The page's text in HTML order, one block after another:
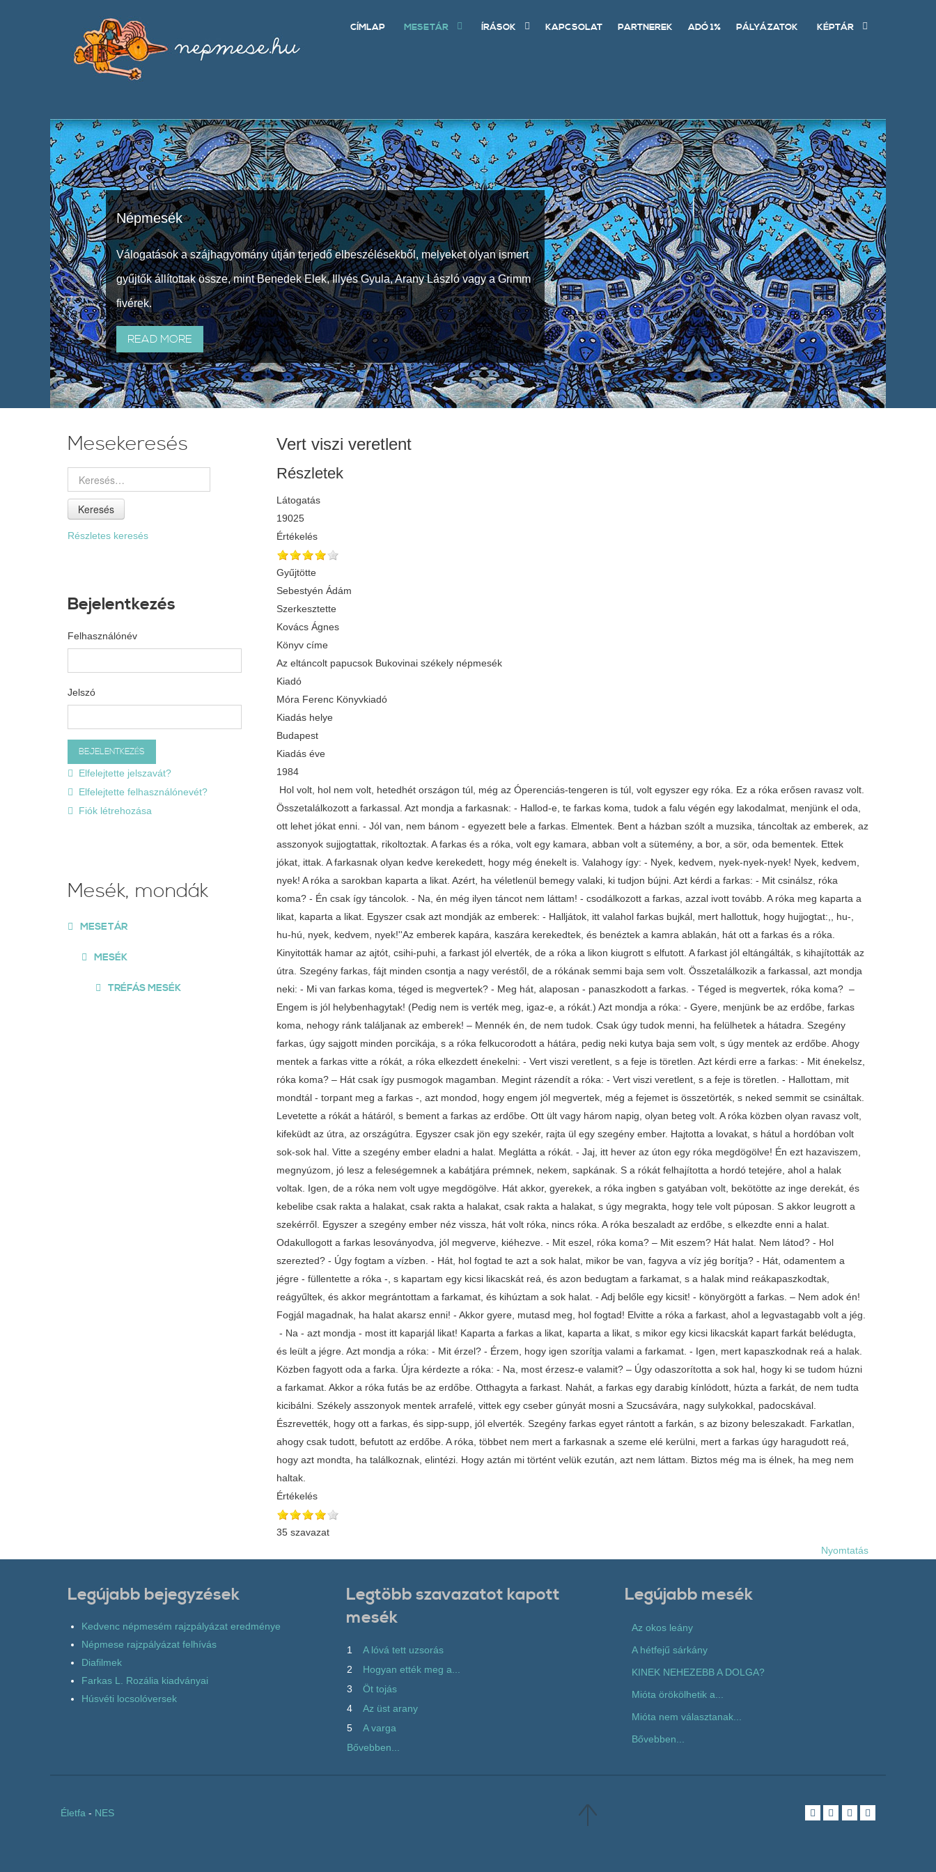
CÍMLAP MESETÁR ÍRÁSOK KAPCSOLAT PARTNEREK ADÓ 1% PÁLYÁZATOK KÉPTÁR
Népmesék
Válogatások a szájhagyomány útján terjedő elbeszélésekből, melyeket olyan ismert
gyűjtők állítottak össze, mint Benedek Elek, Illyés Gyula, Arany László vagy a Grimm
fivérek.
READ MORE
Vert viszi veretlent
Részletek
Látogatás
19025
Értékelés
Gyűjtötte
Sebestyén Ádám
Szerkesztette
Kovács Ágnes
Könyv címe
Az eltáncolt papucsok Bukovinai székely népmesék
Kiadó
Móra Ferenc Könyvkiadó
Kiadás helye
Budapest
Kiadás éve
1984
Hol volt, hol nem volt, hetedhét országon túl, még az Óperenciás-tengeren is túl, volt egyszer egy róka. Ez a róka erősen ravasz volt.
Összetalálkozott a farkassal. Azt mondja a farkasnak: - Hallod-e, te farkas koma, tudok a falu végén egy lakodalmat, menjünk el oda,
ott lehet jókat enni. - Jól van, nem bánom - egyezett bele a farkas. Elmentek. Bent a házban szólt a muzsika, táncoltak az emberek, az
asszonyok sujjogtattak, rikoltoztak. A farkas és a róka, volt egy kamara, abban volt a sütemény, a bor, a sör, oda bementek. Ettek
jókat, ittak. A farkasnak olyan kedve kerekedett, hogy még énekelt is. Valahogy így: - Nyek, kedvem, nyek-nyek-nyek! Nyek, kedvem,
nyek! A róka a sarokban kaparta a likat. Azért, ha véletlenül bemegy valaki, ki tudjon bújni. Azt kérdi a farkas: - Mit csinálsz, róka
koma? - Én csak így táncolok. - Na, én még ilyen táncot nem láttam! - csodálkozott a farkas, azzal ivott tovább. A róka meg kaparta a
likat, kaparta a likat. Egyszer csak azt mondják az emberek: - Halljátok, itt valahol farkas bujkál, mert hallottuk, hogy hujjogtat:,, hu-,
hu-hú, nyek, kedvem, nyek!''Az emberek kapára, kaszára kerekedtek, és benéztek a kamra ablakán, hát ott a farkas és a róka.
Kinyitották hamar az ajtót, csihi-puhi, a farkast jól elverték, de a róka a likon kiugrott s elfutott. A farkast jól eltángálták, s kihajították az
útra. Szegény farkas, fájt minden csontja a nagy veréstől, de a rókának semmi baja sem volt. Összetalálkozik a farkassal, azt mondja
neki: - Mi van farkas koma, téged is megvertek? - Meg hát, alaposan - panaszkodott a farkas. - Téged is megvertek, róka koma? –
Engem is jól helybenhagytak! (Pedig nem is verték meg, igaz-e, a rókát.) Azt mondja a róka: - Gyere, menjünk be az erdőbe, farkas
koma, nehogy ránk találjanak az emberek! – Mennék én, de nem tudok. Csak úgy tudok menni, ha felülhetek a hátadra. Szegény
farkas, úgy sajgott minden porcikája, s a róka felkucorodott a hátára, pedig neki kutya baja sem volt, s úgy mentek az erdőbe. Ahogy
mentek a farkas vitte a rókát, a róka elkezdett énekelni: - Vert viszi veretlent, s a feje is töretlen. Azt kérdi erre a farkas: - Mit énekelsz,
róka koma? – Hát csak így pusmogok magamban. Megint rázendít a róka: - Vert viszi veretlent, s a feje is töretlen. - Hallottam, mit
mondtál - torpant meg a farkas -, azt mondod, hogy engem jól megvertek, még a fejemet is összetörték, s neked semmit se csináltak.
Levetette a rókát a hátáról, s bement a farkas az erdőbe. Ott ült vagy három napig, olyan beteg volt. A róka közben olyan ravasz volt,
kifeküdt az útra, az országútra. Egyszer csak jön egy szekér, rajta ül egy szegény ember. Hajtotta a lovakat, s hátul a hordóban volt
sok-sok hal. Vitte a szegény ember eladni a halat. Meglátta a rókát. - Jaj, itt hever az úton egy róka megdögölve! Én ezt hazaviszem,
megnyúzom, jó lesz a feleségemnek a kabátjára prémnek, nekem, sapkának. S a rókát felhajította a hordó tetejére, ahol a halak
voltak. Igen, de a róka nem volt ugye megdögölve. Hát akkor, gyerekek, a róka ingben s gatyában volt, bekötötte az inge derekát, és
kebelibe csak rakta a halakat, csak rakta a halakat, csak rakta a halakat, s úgy megrakta, hogy tele volt púposan. S akkor leugrott a
szekérről. Egyszer a szegény ember néz vissza, hát volt róka, nincs róka. A róka beszaladt az erdőbe, s elkezdte enni a halat.
Odakullogott a farkas lesoványodva, jól megverve, kiéhezve. - Mit eszel, róka koma? – Mit eszem? Hát halat. Nem látod? - Hol
szerezted? - Úgy fogtam a vízben. - Hát, hol fogtad te azt a sok halat, mikor be van, fagyva a víz jég borítja? - Hát, odamentem a
jégre - füllentette a róka -, s kapartam egy kicsi likacskát reá, és azon bedugtam a farkamat, s a halak mind reákapaszkodtak,
reágyűltek, és akkor megrántottam a farkamat, és kihúztam a sok halat. - Adj belőle egy kicsit! - könyörgött a farkas. – Nem adok én!
Fogjál magadnak, ha halat akarsz enni! - Akkor gyere, mutasd meg, hol fogtad! Elvitte a róka a farkast, ahol a legvastagabb volt a jég.
- Na - azt mondja - most itt kaparjál likat! Kaparta a farkas a likat, kaparta a likat, s mikor egy kicsi likacskát kapart farkát belédugta,
és leült a jégre. Azt mondja a róka: - Mit érzel? - Érzem, hogy igen szorítja valami a farkamat. - Igen, mert kapaszkodnak reá a halak.
Közben fagyott oda a farka. Újra kérdezte a róka: - Na, most érzesz-e valamit? – Úgy odaszorította a sok hal, hogy ki se tudom húzni
a farkamat. Akkor a róka futás be az erdőbe. Otthagyta a farkast. Nahát, a farkas egy darabig kínlódott, húzta a farkát, de nem tudta
kicibálni. Székely asszonyok mentek arrafelé, vittek egy cseber gúnyát mosni a Szucsávára, nagy sulykokkal, padocskával.
Észrevették, hogy ott a farkas, és sipp-supp, jól elverték. Szegény farkas egyet rántott a farkán, s az bizony beleszakadt. Farkatlan,
ahogy csak tudott, befutott az erdőbe. A róka, többet nem mert a farkasnak a szeme elé kerülni, mert a farkas úgy haragudott reá,
hogy azt mondta, ha találkoznak, elintézi. Hogy aztán mi történt velük ezután, azt nem láttam. Biztos még ma is élnek, ha meg nem
haltak.
Értékelés
35 szavazat
Nyomtatás
Mesekeresés
Keresés
Részletes keresés
Bejelentkezés
Felhasználónév
Jelszó
Elfelejtette jelszavát?
Elfelejtette felhasználónevét?
Fiók létrehozása
Mesék, mondák
MESETÁR
MESÉK
TRÉFÁS MESÉK
Legújabb bejegyzések
Kedvenc népmesém rajzpályázat eredménye
Népmese rajzpályázat felhívás
Diafilmek
Farkas L. Rozália kiadványai
Húsvéti locsolóversek
Legtöbb szavazatot kapott
mesék
1
A lóvá tett uzsorás
2
Hogyan ették meg a...
3
Öt tojás
4
Az üst arany
5
A varga
Bővebben...
Legújabb mesék
Az okos leány
A hétfejű sárkány
KINEK NEHEZEBB A DOLGA?
Mióta örökölhetik a...
Mióta nem választanak...
Bővebben...
Életfa - NES